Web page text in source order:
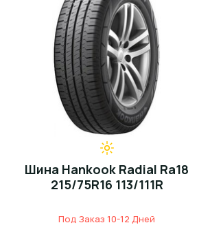
Шина Hankook Radial Ra18
215/75R16 113/111R
Под Заказ 10-12 Дней